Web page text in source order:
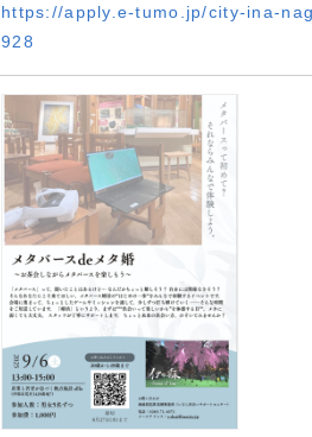
https://apply.e-tumo.jp/city-ina-
928